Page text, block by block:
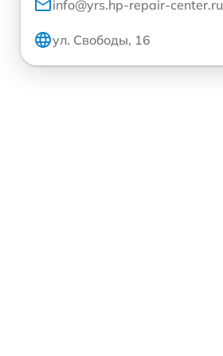
info@yrs.hp-repair-center.ru
ул. Свободы, 16